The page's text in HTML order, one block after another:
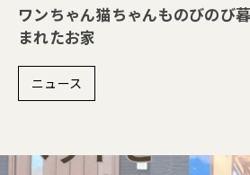
ワンちゃん猫ちゃんものびのび
まれたお家
ニュース